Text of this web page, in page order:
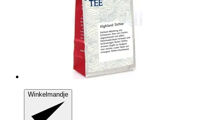
Winkelmandje